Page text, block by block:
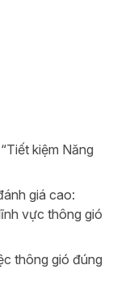
kiệm Năng
giá cao:
vực thông gió
thông gió đúng